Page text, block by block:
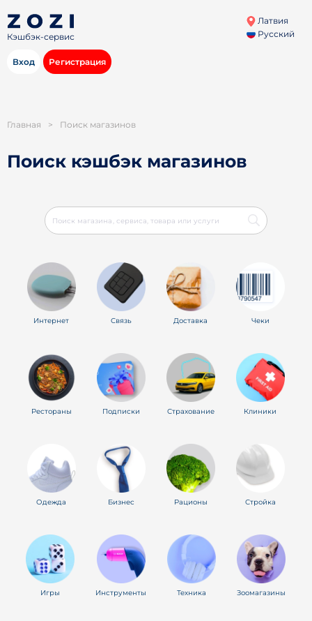
Кэшбэк-сервис
Латвия
Русский
Вход Регистрация
Главная > Поиск магазинов
Поиск кэшбэк магазинов
Интернет Связь Доставка Чеки
Рестораны Подписки Страхование Клиники
Одежда Бизнес Рационы Стройка
Игры Инструменты Техника Зоомагазины